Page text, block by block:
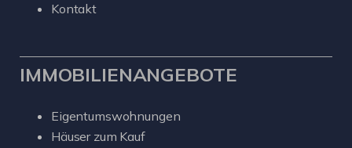
Kontakt
IMMOBILIENANGEBOTE
Eigentumswohnungen
Häuser zum Kauf